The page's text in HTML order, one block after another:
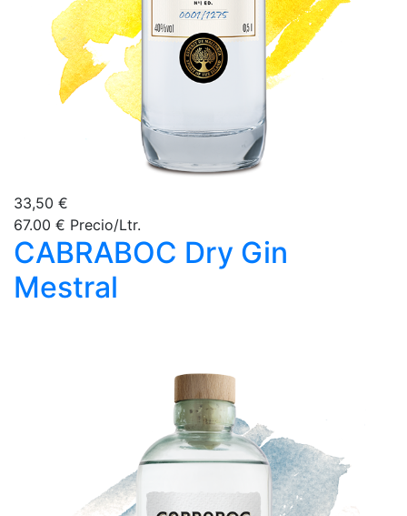
33,50 €
67.00 € Precio/Ltr.
CABRABOC Dry Gin
Mestral